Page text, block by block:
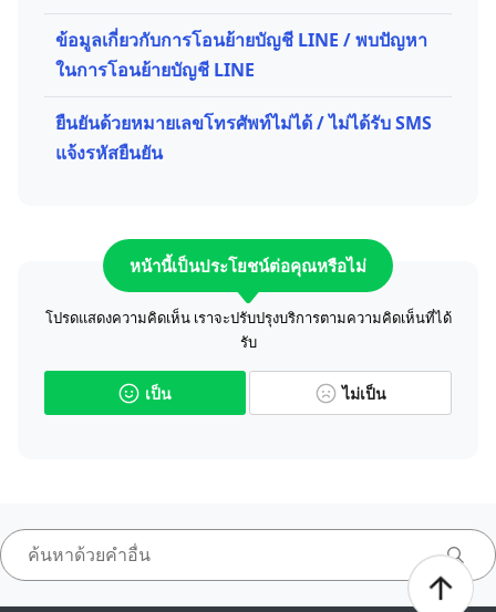
ข้อมูลเกี่ยวกับการโอนย้ายบัญชี LINE / พบปัญหา
ในการโอนย้ายบัญชี LINE
ยืนยันด้วยหมายเลขโทรศัพท์ไม่ได้ / ไม่ได้รับ SMS
แจ้งรหัสยืนยัน
หน้านี้เป็นประโยชน์ต่อคุณหรือไม่
โปรดแสดงความคิดเห็น เราจะปรับปรุงบริการตามความคิดเห็นที่ได้
รับ
เป็น ไม่เป็น